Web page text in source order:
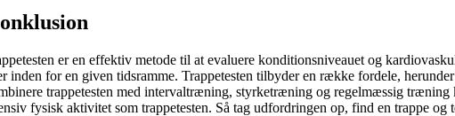
er en effektiv metode til at evaluere konditionsniveauet og
inden for en given tidsramme. Trappetesten tilbyder en række fordele,
trappetesten med intervaltræning, styrketræning og regelmæssig
fysisk aktivitet som trappetesten. Så tag udfordringen op, find en trappe og